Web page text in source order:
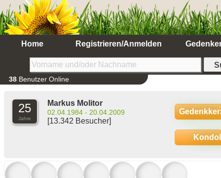
Home Registrieren/Anmelden
38 Benutzer Online
25
Jahre
Markus Molitor
02.04.1984 - 20.04.2009
[13.342 Besucher]